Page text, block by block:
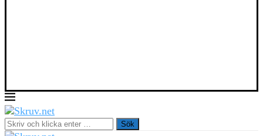
Sök